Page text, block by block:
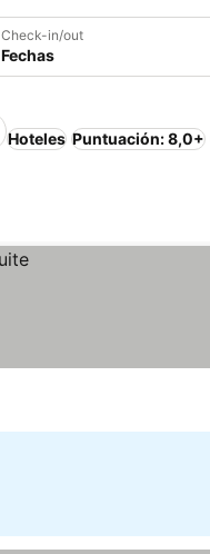
Check-in/out
Fechas
Hoteles Puntuación: 8,0+